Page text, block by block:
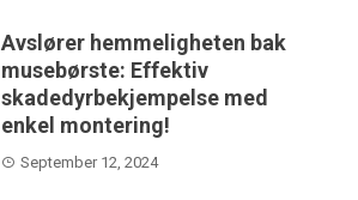
Avslører hemmeligheten bak
musebørste: Effektiv
skadedyrbekjempelse med
enkel montering!
September 12, 2024